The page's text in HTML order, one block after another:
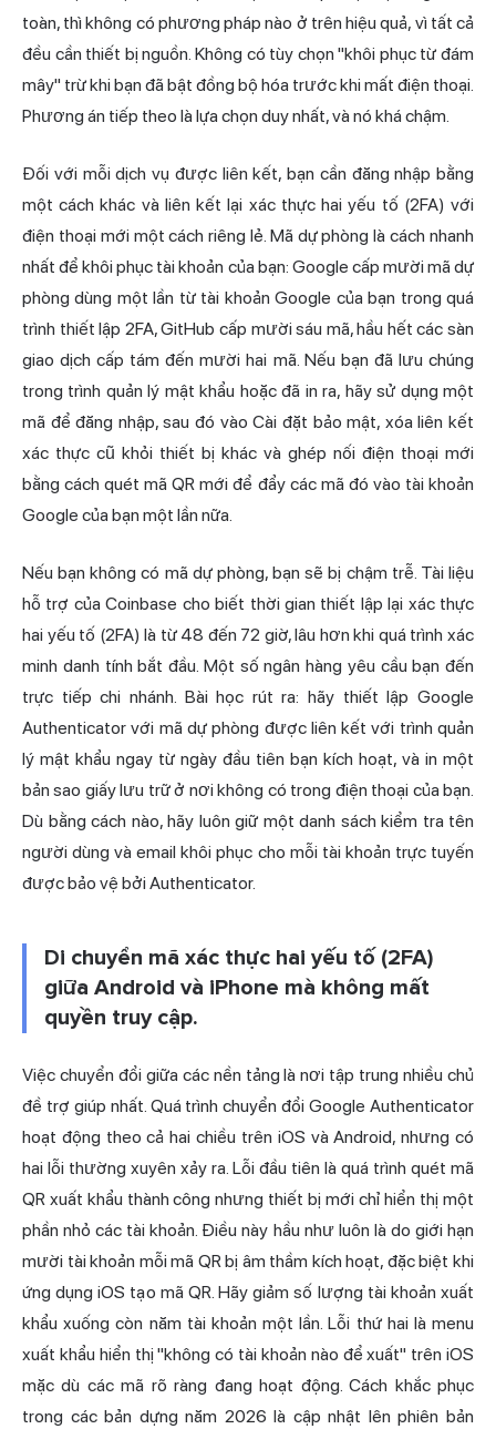
toàn, thì không có phương pháp nào ở trên hiệu quả, vì tất cả
đều cần thiết bị nguồn. Không có tùy chọn "khôi phục từ đám
mây" trừ khi bạn đã bật đồng bộ hóa trước khi mất điện thoại.
Phương án tiếp theo là lựa chọn duy nhất, và nó khá chậm.
Đối với mỗi dịch vụ được liên kết, bạn cần đăng nhập bằng
một cách khác và liên kết lại xác thực hai yếu tố (2FA) với
điện thoại mới một cách riêng lẻ. Mã dự phòng là cách nhanh
nhất để khôi phục tài khoản của bạn: Google cấp mười mã dự
phòng dùng một lần từ tài khoản Google của bạn trong quá
trình thiết lập 2FA, GitHub cấp mười sáu mã, hầu hết các sàn
giao dịch cấp tám đến mười hai mã. Nếu bạn đã lưu chúng
trong trình quản lý mật khẩu hoặc đã in ra, hãy sử dụng một
mã để đăng nhập, sau đó vào Cài đặt bảo mật, xóa liên kết
xác thực cũ khỏi thiết bị khác và ghép nối điện thoại mới
bằng cách quét mã QR mới để đẩy các mã đó vào tài khoản
Google của bạn một lần nữa.
Nếu bạn không có mã dự phòng, bạn sẽ bị chậm trễ. Tài liệu
hỗ trợ của Coinbase cho biết thời gian thiết lập lại xác thực
hai yếu tố (2FA) là từ 48 đến 72 giờ, lâu hơn khi quá trình xác
minh danh tính bắt đầu. Một số ngân hàng yêu cầu bạn đến
trực tiếp chi nhánh. Bài học rút ra: hãy thiết lập Google
Authenticator với mã dự phòng được liên kết với trình quản
lý mật khẩu ngay từ ngày đầu tiên bạn kích hoạt, và in một
bản sao giấy lưu trữ ở nơi không có trong điện thoại của bạn.
Dù bằng cách nào, hãy luôn giữ một danh sách kiểm tra tên
người dùng và email khôi phục cho mỗi tài khoản trực tuyến
được bảo vệ bởi Authenticator.
Di chuyển mã xác thực hai yếu tố (2FA)
giữa Android và iPhone mà không mất
quyền truy cập.
Việc chuyển đổi giữa các nền tảng là nơi tập trung nhiều chủ
đề trợ giúp nhất. Quá trình chuyển đổi Google Authenticator
hoạt động theo cả hai chiều trên iOS và Android, nhưng có
hai lỗi thường xuyên xảy ra. Lỗi đầu tiên là quá trình quét mã
QR xuất khẩu thành công nhưng thiết bị mới chỉ hiển thị một
phần nhỏ các tài khoản. Điều này hầu như luôn là do giới hạn
mười tài khoản mỗi mã QR bị âm thầm kích hoạt, đặc biệt khi
ứng dụng iOS tạo mã QR. Hãy giảm số lượng tài khoản xuất
khẩu xuống còn năm tài khoản một lần. Lỗi thứ hai là menu
xuất khẩu hiển thị "không có tài khoản nào để xuất" trên iOS
mặc dù các mã rõ ràng đang hoạt động. Cách khắc phục
trong các bản dựng năm 2026 là cập nhật lên phiên bản